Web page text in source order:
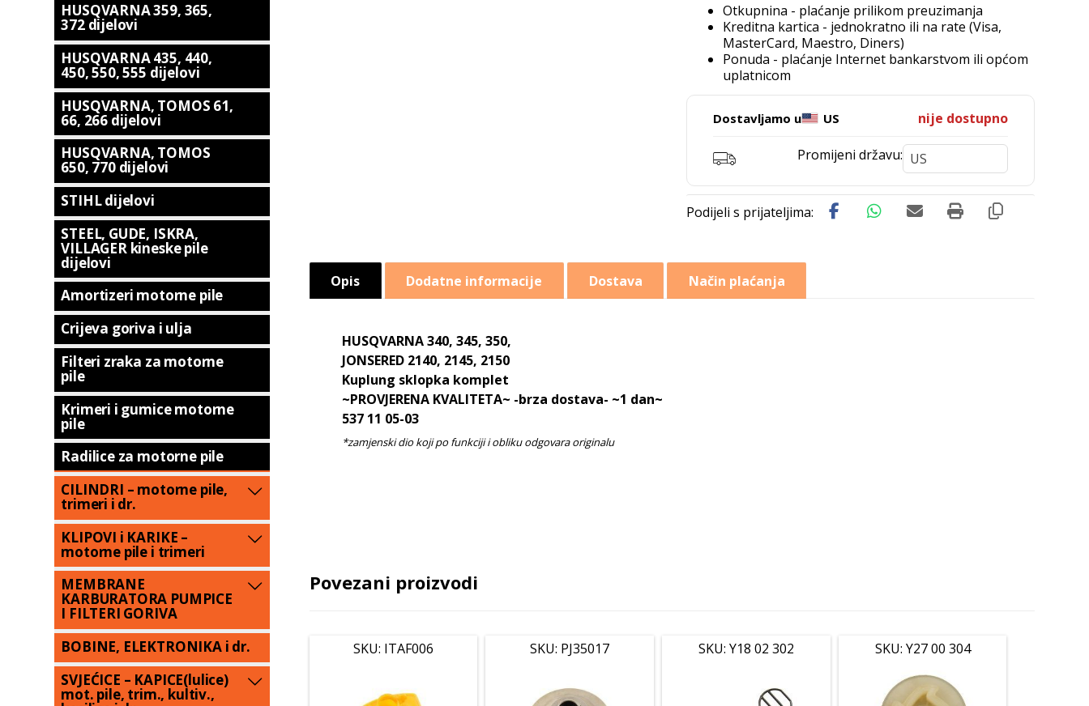
Otkupnina - plaćanje prilikom preuzimanja
Kreditna kartica - jednokratno ili na rate (Visa,
MasterCard, Maestro, Diners)
Ponuda - plaćanje Internet bankarstvom ili općom
uplatnicom
Dostavljamo u US nije dostupno
Promijeni državu:
Opis Dodatne informacije Dostava Način plaćanja
HUSQVARNA 340, 345, 350,
JONSERED 2140, 2145, 2150
Kuplung sklopka komplet
~PROVJERENA KVALITETA~ -brza dostava- ~1 dan~
537 11 05-03
Povezani proizvodi
SKU: ITAF006 SKU: PJ35017 SKU: Y18 02 302 SKU: Y27 00 304
HUSQVARNA 359, 365,
372 dijelovi
HUSQVARNA 435, 440,
450, 550, 555 dijelovi
HUSQVARNA, TOMOS 61,
66, 266 dijelovi
HUSQVARNA, TOMOS
650, 770 dijelovi
STIHL dijelovi
STEEL, GUDE, ISKRA,
VILLAGER kineske pile
dijelovi
Amortizeri motorne pile
Crijeva goriva i ulja
Filteri zraka za motorne
pile
Krimeri i gumice motorne
pile
Radilice za motorne pile
CILINDRI – motorne pile,
trimeri i dr.
KLIPOVI i KARIKE –
motorne pile i trimeri
MEMBRANE
KARBURATORA PUMPICE
I FILTERI GORIVA
BOBINE, ELEKTRONIKA i dr.
SVJEĆICE – KAPICE(lulice)
mot. pile, trim., kultiv.,